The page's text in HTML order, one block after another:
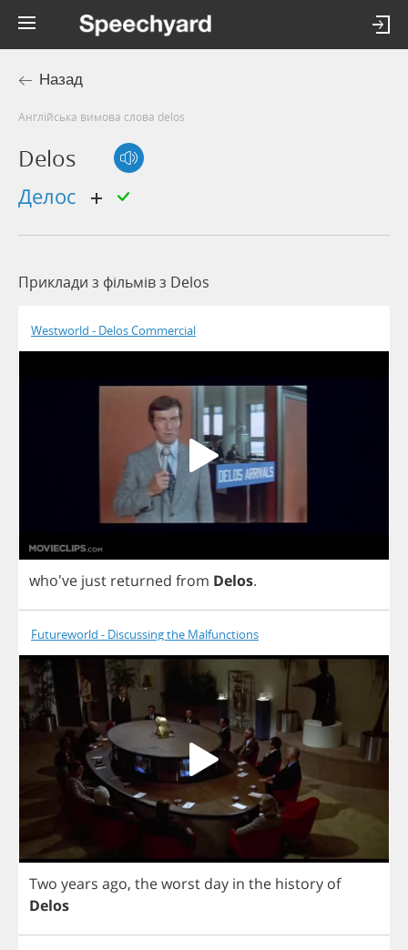
Назад
Англійська вимова слова delos
Delos
делос
Приклади з фільмів з Delos
Westworld - Delos Commercial
who've just returned from Delos.
Futureworld - Discussing the Malfunctions
Two years ago, theworst day in the history of
Delos